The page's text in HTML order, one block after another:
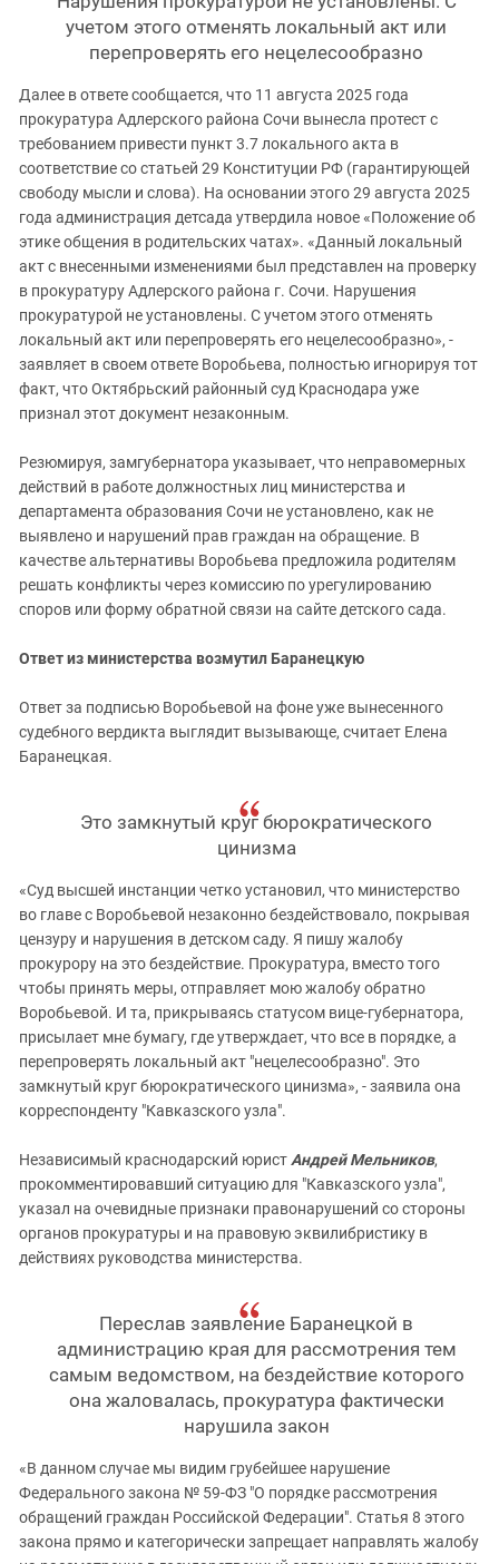
учетом этого отменять локальный акт или
перепроверять его нецелесообразно
Далее в ответе сообщается, что 11 августа 2025 года
прокуратура Адлерского района Сочи вынесла протест с
требованием привести пункт 3.7 локального акта в
соответствие со статьей 29 Конституции РФ (гарантирующей
свободу мысли и слова). На основании этого 29 августа 2025
года администрация детсада утвердила новое «Положение об
этике общения в родительских чатах». «Данный локальный
акт с внесенными изменениями был представлен на проверку
в прокуратуру Адлерского района г. Сочи. Нарушения
прокуратурой не установлены. С учетом этого отменять
локальный акт или перепроверять его нецелесообразно», -
заявляет в своем ответе Воробьева, полностью игнорируя тот
факт, что Октябрьский районный суд Краснодара уже
признал этот документ незаконным.
Резюмируя, замгубернатора указывает, что неправомерных
действий в работе должностных лиц министерства и
департамента образования Сочи не установлено, как не
выявлено и нарушений прав граждан на обращение. В
качестве альтернативы Воробьева предложила родителям
решать конфликты через комиссию по урегулированию
споров или форму обратной связи на сайте детского сада.
Ответ из министерства возмутил Баранецкую
Ответ за подписью Воробьевой на фоне уже вынесенного
судебного вердикта выглядит вызывающе, считает Елена
Баранецкая.
Это замкнутый круг бюрократического
цинизма
«Суд высшей инстанции четко установил, что министерство
во главе с Воробьевой незаконно бездействовало, покрывая
цензуру и нарушения в детском саду. Я пишу жалобу
прокурору на это бездействие. Прокуратура, вместо того
чтобы принять меры, отправляет мою жалобу обратно
Воробьевой. И та, прикрываясь статусом вице-губернатора,
присылает мне бумагу, где утверждает, что все в порядке, а
перепроверять локальный акт "нецелесообразно". Это
замкнутый круг бюрократического цинизма», - заявила она
корреспонденту "Кавказского узла".
Независимый краснодарский юрист Андрей Мельников,
прокомментировавший ситуацию для "Кавказского узла",
указал на очевидные признаки правонарушений со стороны
органов прокуратуры и на правовую эквилибристику в
действиях руководства министерства.
Переслав заявление Баранецкой в
администрацию края для рассмотрения тем
самым ведомством, на бездействие которого
она жаловалась, прокуратура фактически
нарушила закон
«В данном случае мы видим грубейшее нарушение
Федерального закона № 59-ФЗ "О порядке рассмотрения
обращений граждан Российской Федерации". Статья 8 этого
закона прямо и категорически запрещает направлять жалобу